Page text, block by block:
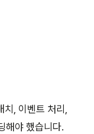
치, 이벤트 처리,
해야 했습니다.